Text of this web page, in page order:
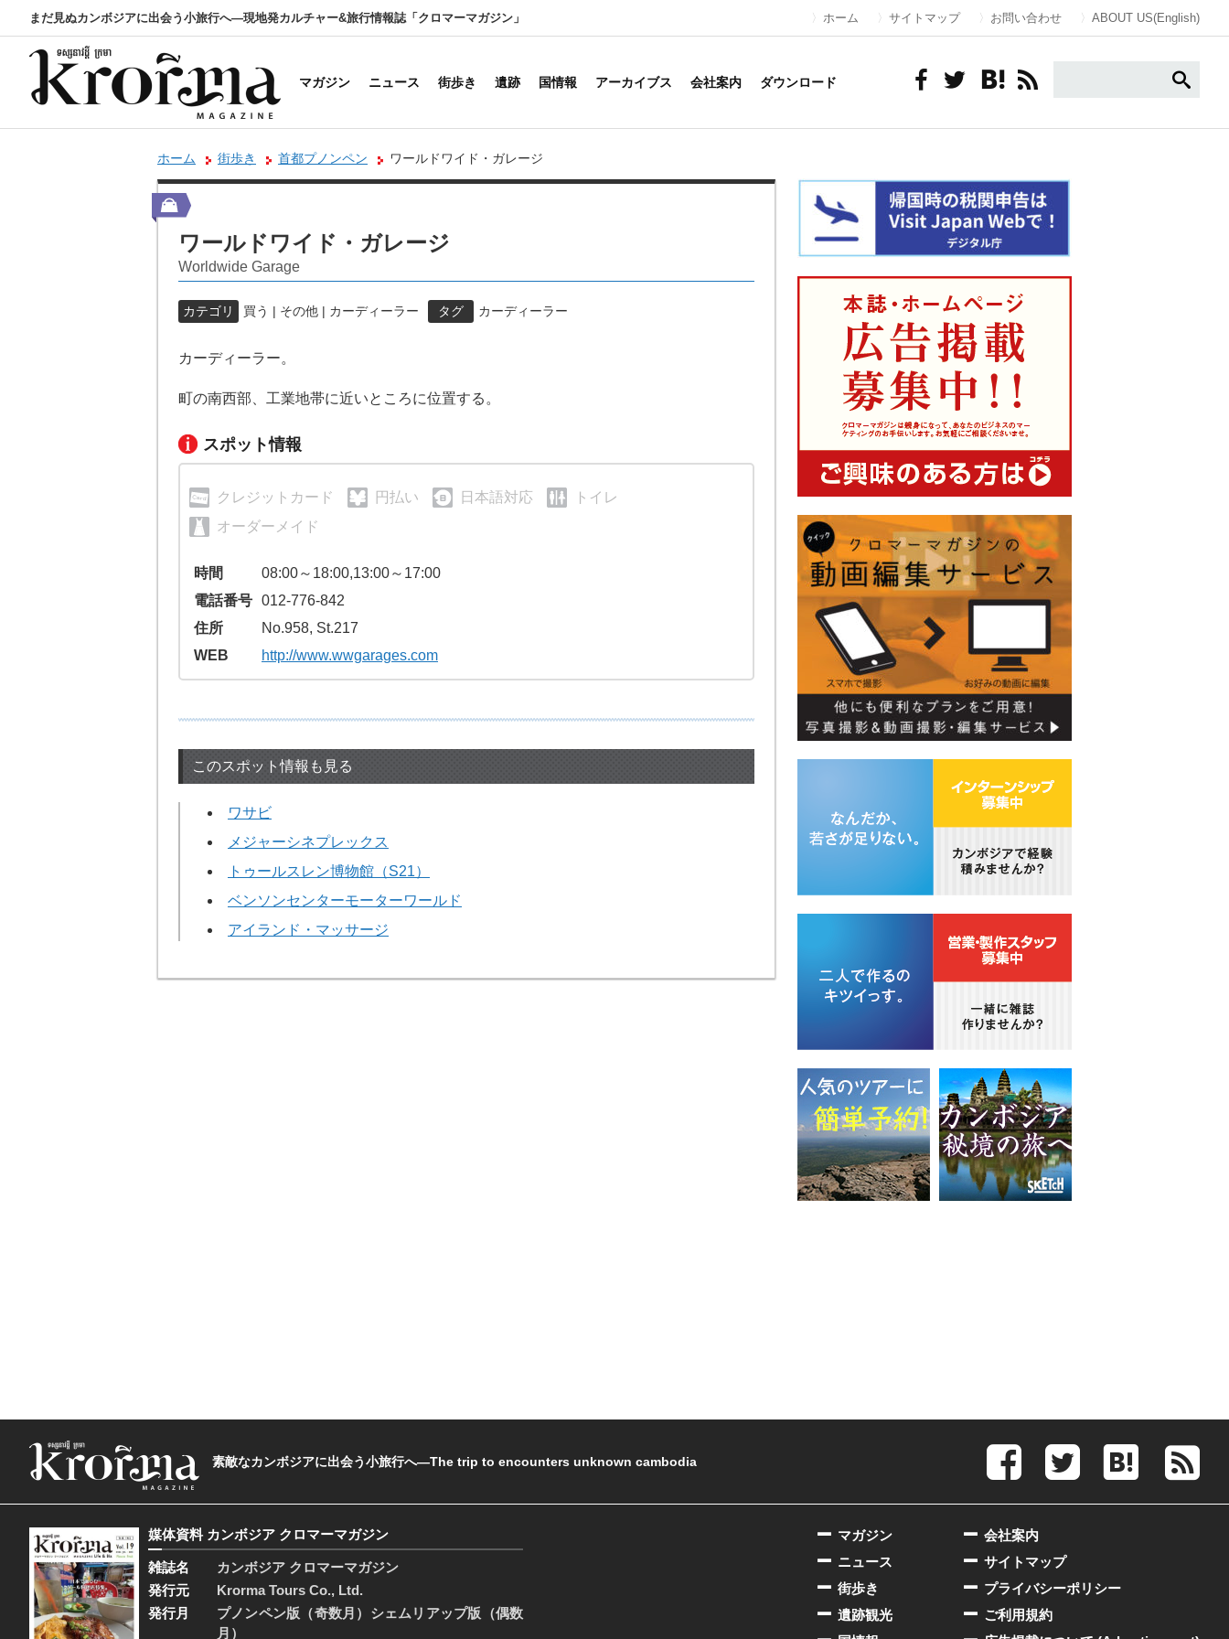
まだ見ぬカンボジアに出会う小旅行へ―現地発カルチャー&旅行情報誌「クロマーマガジン」 ホーム サイトマップ お問い合わせ ABOUT US(English)
マガジン ニュース 街歩き 遺跡 国情報 アーカイブス 会社案内 ダウンロード
ホーム 街歩き 首都プノンペン ワールドワイド・ガレージ
ワールドワイド・ガレージ
Worldwide Garage
カテゴリ 買う | その他 | カーディーラー タグ カーディーラー
カーディーラー。
町の南西部、工業地帯に近いところに位置する。
スポット情報
クレジットカード 円払い 日本語対応
トイレ
オーダーメイド
時間
08:00～18:00,13:00～17:00
電話番号 012-776-842
住所
No.958, St.217
WEB
http://www.wwgarages.com
このスポット情報も見る
ワサビ
メジャーシネプレックス
トゥールスレン博物館（S21）
ベンソンセンターモーターワールド
アイランド・マッサージ
素敵なカンボジアに出会う小旅行へ―The trip to encounters unknown cambodia
媒体資料 カンボジア クロマーマガジン
雑誌名
カンボジア クロマーマガジン
発行元
Krorma Tours Co., Ltd.
発行月
プノンペン版（奇数月）シェムリアップ版（偶数
月）
会社案内
サイトマップ
プライバシーポリシー
ご利用規約
マガジン
ニュース
街歩き
遺跡観光